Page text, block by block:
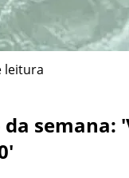
leitura
semana: